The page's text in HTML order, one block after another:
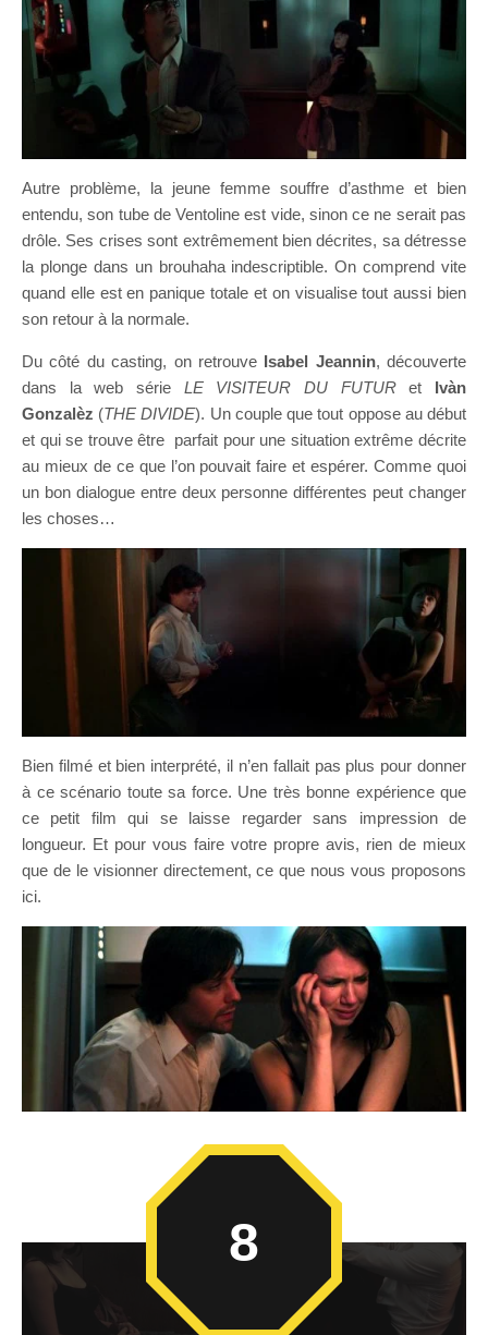
Autre problème, la jeune femme souffre d’asthme et bien
entendu, son tube de Ventoline est vide, sinon ce ne serait pas
drôle. Ses crises sont extrêmement bien décrites, sa détresse
la plonge dans un brouhaha indescriptible. On comprend vite
quand elle est en panique totale et on visualise tout aussi bien
son retour à la normale.
Du côté du casting, on retrouve Isabel Jeannin, découverte
dans la web série LE VISITEUR DU FUTURet Ivàn
Gonzalèz (THE DIVIDE). Un couple que tout oppose au début
et qui se trouve être parfait pour une situation extrême décrite
au mieux de ce que l’on pouvait faire et espérer. Comme quoi
un bon dialogue entre deux personne différentes peut changer
les choses…
Bien filmé et bien interprété, il n’en fallait pas plus pour donner
à ce scénario toute sa force. Une très bonne expérience que
ce petit film qui se laisse regarder sans impression de
longueur. Et pour vous faire votre propre avis, rien de mieux
que de le visionner directement, ce que nous vous proposons
ici.
8